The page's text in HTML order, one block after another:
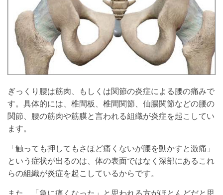
ぎっくり腰は筋肉、もしくは関節の炎症による腰の痛みで
す。具体的には、椎間板、椎間関節、仙腸関節などの腰の
関節、腰の筋肉や筋膜と言われる組織が炎症を起こしてい
ます。
「触っても押してもさほど痛くないが腰を動かすと激痛」
という症状が出るのは、体の表面ではなく深部にあるこれ
らの組織が炎症を起こしているからです。
また、「急に痛くなった」と思われる方がほとんどだと思